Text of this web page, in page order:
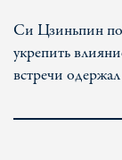
Си Цзиньпин
укрепить
встречи